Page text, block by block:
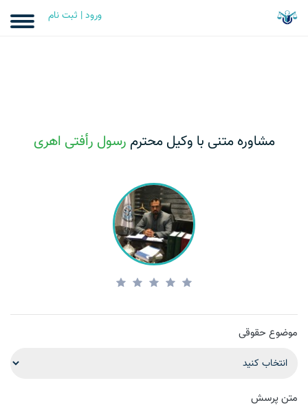
ورود | ثبت نام
مشاوره متنی با وکیل محترم رسول رأفتی اهری
موضوع حقوقی
متن پرسش